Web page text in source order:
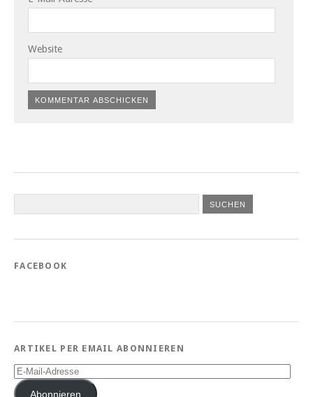
Website
FACEBOOK
ARTIKEL PER EMAIL ABONNIEREN
E-
Mail-
AdresseAbonnieren